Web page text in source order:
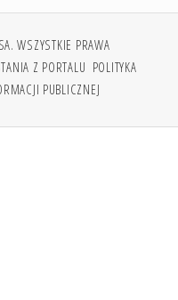
WSZYSTKIE PRAWA
Z PORTALU POLITYKA
PUBLICZNEJ